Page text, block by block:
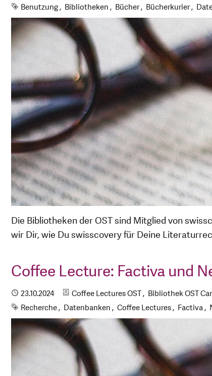
Schlagworte
Benutzung Bibliotheken Bücher Bücherkurier
Die Bibliotheken der OST sind Mitglied von
wir Dir, wie Du swisscovery für Deine
Coffee Lecture: Factiva und
Publiziert
23.10.2024 Kategorien
Coffee Lectures OST Bibliothek OST
Schlagworte
Recherche Datenbanken Coffee Lectures Factiva